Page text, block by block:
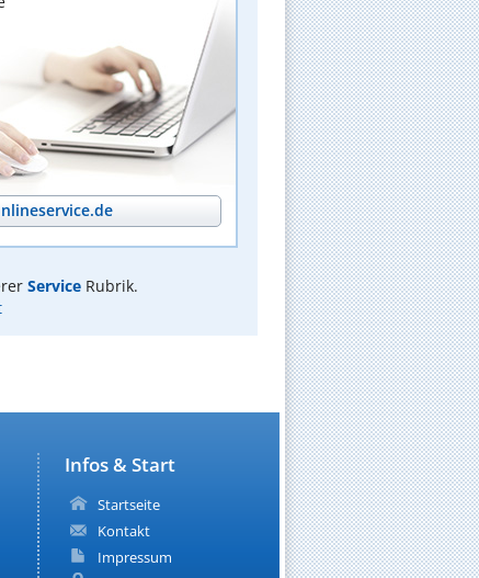
ServiceRubrik.
Infos & Start
Startseite
Kontakt
Impressum